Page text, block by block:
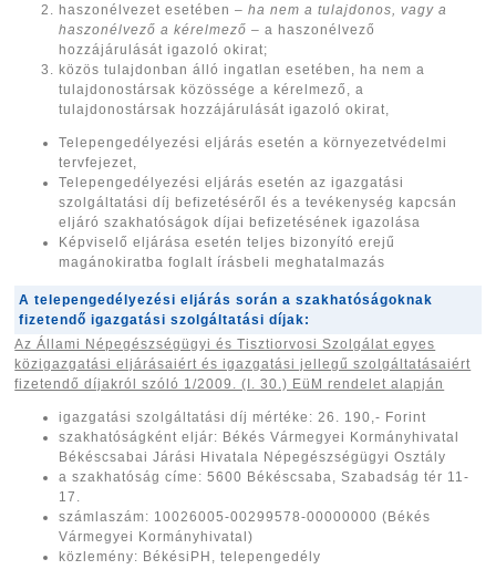
haszonélvezet esetében– ha nem a tulajdonos, vagy a
haszonélvező a kérelmező –a haszonélvező
hozzájárulását igazoló okirat;
közös tulajdonban álló ingatlan esetében, ha nem a
tulajdonostársak közössége a kérelmező, a
tulajdonostársak hozzájárulását igazoló okirat,
Telepengedélyezési eljárás esetén a környezetvédelmi
tervfejezet,
Telepengedélyezési eljárás esetén az igazgatási
szolgáltatási díj befizetéséről és a tevékenység kapcsán
eljáró szakhatóságok díjai befizetésének igazolása
Képviselő eljárása esetén teljes bizonyító erejű
magánokiratba foglalt írásbeli meghatalmazás
A telepengedélyezési eljárás során a szakhatóságoknak
fizetendő igazgatási szolgáltatási díjak:
Az Állami Népegészségügyi és Tisztiorvosi Szolgálat egyes
közigazgatási eljárásaiért és igazgatási jellegű szolgáltatásaiért
fizetendő díjakról ​szóló 1/2009. (I. 30.) EüM rendelet alapján
igazgatási szolgáltatási díj mértéke: 26. 190,- Forint
szakhatóságként eljár: Békés Vármegyei Kormányhivatal
Békéscsabai Járási Hivatala Népegészségügyi Osztály
a szakhatóság címe: 5600 Békéscsaba, Szabadság tér 11-
17.
számlaszám: 10026005-00299578-00000000 (Békés
Vármegyei Kormányhivatal)
közlemény: BékésiPH, telepengedély